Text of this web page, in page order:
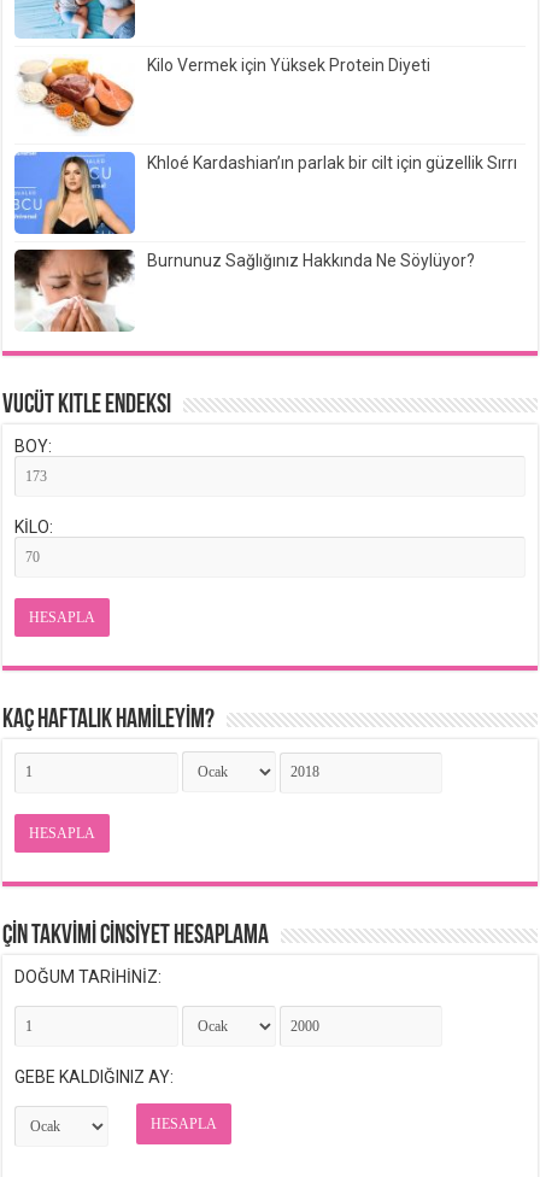
Kilo Vermek için Yüksek Protein Diyeti
Khloé Kardashian’ın parlak bir cilt için güzellik Sırrı
Burnunuz Sağlığınız Hakkında Ne Söylüyor?
Vucüt Kitle Endeksi
BOY:
KİLO:
HESAPLA
KAÇ HAFTALIK HAMİLEYİM?
HESAPLA
ÇİN TAKVİMİ CİNSİYET HESAPLAMA
DOĞUM TARİHİNİZ:
GEBE KALDIĞINIZ AY:
HESAPLA